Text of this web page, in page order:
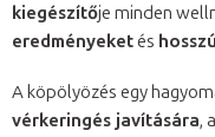
kiegészítője minden
eredményeketés
A köpölyözés egy
vérkeringés javítására, a